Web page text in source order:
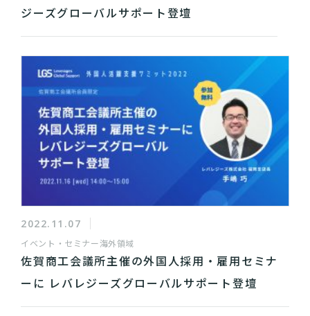
ジーズグローバルサポート登壇
2022.11.07
イベント・セミナー海外領域
佐賀商工会議所主催の外国人採用・雇用セミナ
ーに レバレジーズグローバルサポート登壇